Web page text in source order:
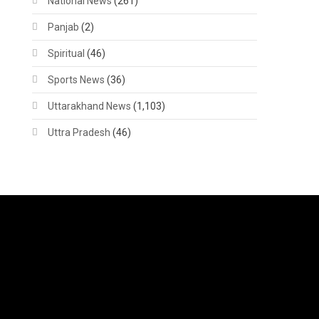
Panjab (2)
Spiritual (46)
Sports News (36)
Uttarakhand News (1,103)
Uttra Pradesh (46)